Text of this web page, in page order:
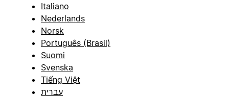
Italiano
Nederlands
Norsk
Português (Brasil)
Suomi
Svenska
Tiếng Việt
עברית